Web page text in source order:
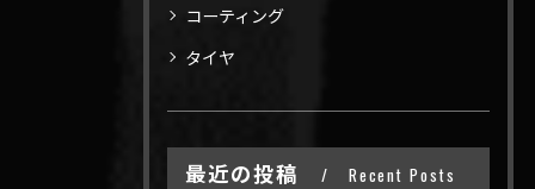
コーティング
タイヤ
最近の投稿 Recent Posts